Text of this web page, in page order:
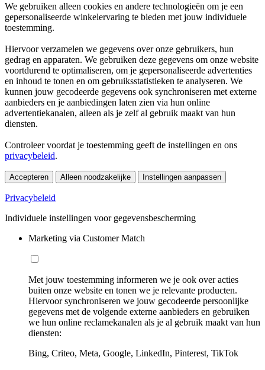
We gebruiken alleen cookies en andere technologieën om je een
gepersonaliseerde winkelervaring te bieden met jouw individuele
toestemming.
Hiervoor verzamelen we gegevens over onze gebruikers, hun
gedrag en apparaten. We gebruiken deze gegevens om onze website
voortdurend te optimaliseren, om je gepersonaliseerde advertenties
en inhoud te tonen en om gebruiksstatistieken te analyseren. We
kunnen jouw gecodeerde gegevens ook synchroniseren met externe
aanbieders en je aanbiedingen laten zien via hun online
advertentiekanalen, alleen als je zelf al gebruik maakt van hun
diensten.
Controleer voordat je toestemming geeft de instellingen en ons
privacybeleid.
Accepteren Alleen noodzakelijke Instellingen aanpassen
Privacybeleid
Individuele instellingen voor gegevensbescherming
Marketing via Customer Match
Met jouw toestemming informeren we je ook over acties
buiten onze website en tonen we je relevante producten.
Hiervoor synchroniseren we jouw gecodeerde persoonlijke
gegevens met de volgende externe aanbieders en gebruiken
we hun online reclamekanalen als je al gebruik maakt van hun
diensten:
Bing, Criteo, Meta, Google, LinkedIn, Pinterest, TikTok